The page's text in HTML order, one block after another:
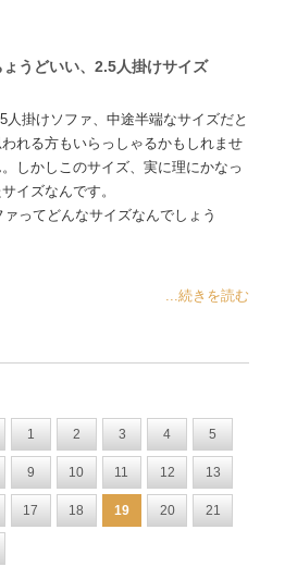
ょうどいい、2.5人掛けサイズ
人掛けソファ、中途半端なサイズだと
われる方もいらっしゃるかもしれませ
。しかしこのサイズ、実に理にかなっ
サイズなんです。
ってどんなサイズなんでしょう
...続きを読む
1 2 3 4 5
9 10 11 12 13
17 18 19 20 21